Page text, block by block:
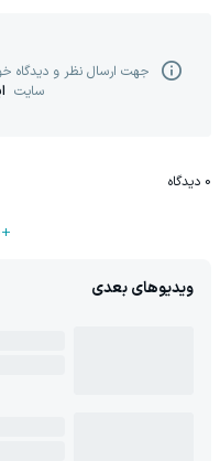
جهت ارسال نظر و دیدگاه
سایت
0 دیدگاه
ویدیوهای بعدی